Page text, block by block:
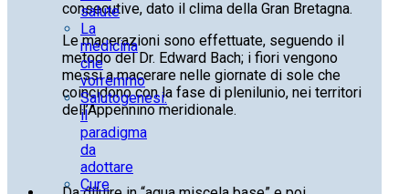
salute
La
medicina
che
vorremmo
Salutogenesi:
il
paradigma
da
adottare
Cure
consecutive, dato il clima della Gran Bretagna.
Le macerazioni sono effettuate, seguendo il
metodo del Dr. Edward Bach; i fiori vengono
messi a macerare nelle giornate di sole che
coincidono con la fase di plenilunio, nei territori
dell’Appennino meridionale.